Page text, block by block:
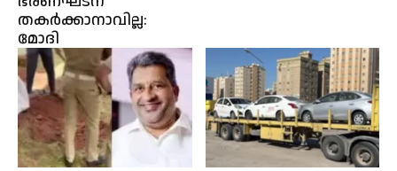
തകർക്കാനാവില്ല:
മോദി